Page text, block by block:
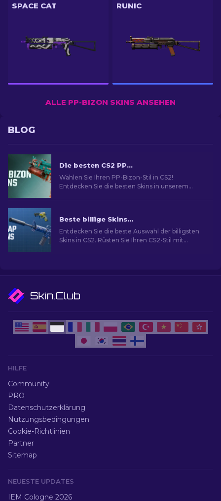
SPACE CAT RUNIC
ALLE PP-BIZON SKINS ANSEHEN
BLOG
Die besten CS2 PP-Bizon Skins [2026]
Wählen Sie Ihren PP-Bizon-Stil in CS2!
Entdecken Sie die besten Skins in unserem
Beste billige Skins in CS2 [2026]
Entdecken Sie die beste Auswahl der billigsten
Skins in CS2. Rüsten Sie Ihren CS2-Stil mit
HILFE
Community
PRO
Datenschutzerklärung
Nutzungsbedingungen
Cookie-Richtlinien
Partner
Sitemap
NEUESTE UPDATES
IEM Cologne 2026